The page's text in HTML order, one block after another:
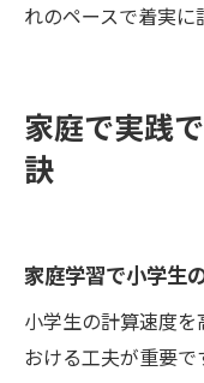
れのペースで着実に
家庭で実践
訣
家庭学習で小学生
小学生の計算速度
おける工夫が重要